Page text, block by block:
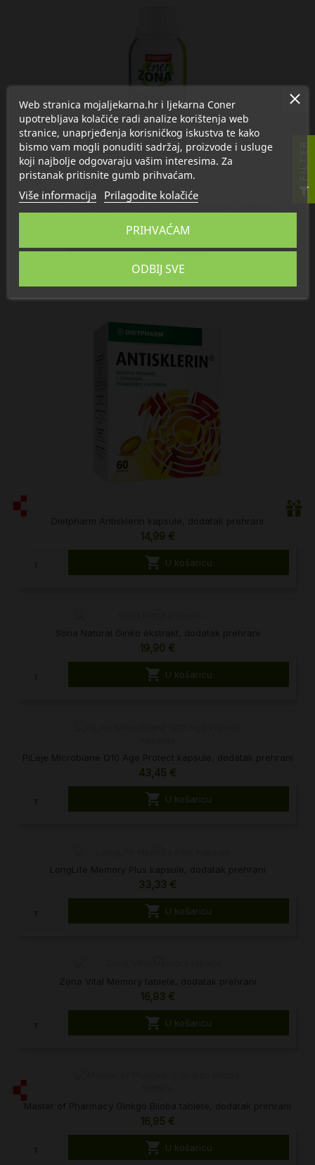
32,99 €
 U košaricu
14,99 €
 U košaricu
19,90 €
 U košaricu
43,45 €
 U košaricu
33,33 €
 U košaricu
16,93 €
 U košaricu
16,95 €
 U košaricu
Web stranica mojaljekarna.hr i ljekarna Coner
upotrebljava kolačiće radi analize korištenja web
stranice, unaprjeđenja korisničkog iskustva te kako
bismo vam mogli ponuditi sadržaj, proizvode i usluge
koji najbolje odgovaraju vašim interesima. Za
pristanak pritisnite gumb prihvaćam.
Više informacija Prilagodite kolačiće
ODBIJ SVE
PRIHVAĆAM
FILTER